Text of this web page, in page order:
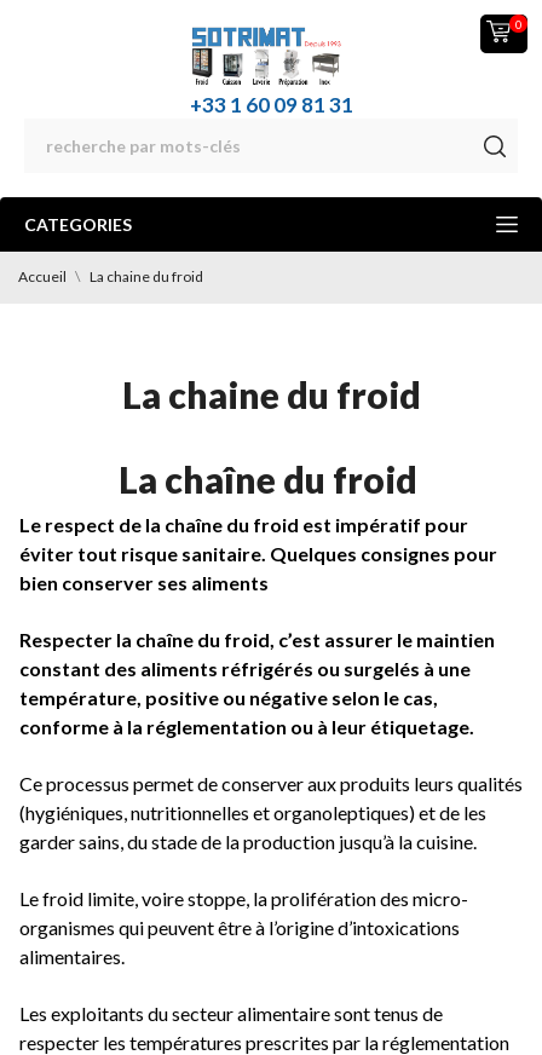
0
+33 1 60 09 81 31
CATEGORIES
Accueil La chaine du froid
La chaine du froid
La chaîne du froid
Le respect de la chaîne du froid est impératif pour
éviter tout risque sanitaire. Quelques consignes pour
bien conserver ses aliments
Respecter la chaîne du froid, c’est assurer le maintien
constant des aliments réfrigérés ou surgelés à une
température, positive ou négative selon le cas,
conforme à la réglementation ou à leur étiquetage.
Ce processus permet de conserver aux produits leurs qualités
(hygiéniques, nutritionnelles et organoleptiques) et de les
garder sains, du stade de la production jusqu’à la cuisine.
Le froid limite, voire stoppe, la prolifération des micro-
organismes qui peuvent être à l’origine d’intoxications
alimentaires.
Les exploitants du secteur alimentaire sont tenus de
respecter les températures prescrites par la réglementation